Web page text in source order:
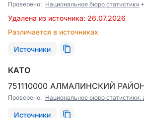
Проверено: Национальное бюро статистики
Удалена из источника: 26.07.2026
Различается в источниках
Источники
КАТО
751110000 АЛМАЛИНСКИЙ
Проверено: Национальное бюро статистики:
Источники